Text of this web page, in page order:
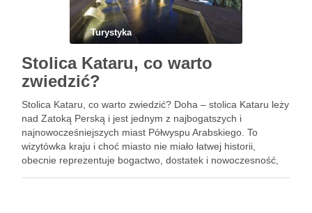
Turystyka
Stolica Kataru, co warto
zwiedzić?
Stolica Kataru, co warto zwiedzić? Doha – stolica Kataru leży
nad Zatoką Perską i jest jednym z najbogatszych i
najnowocześniejszych miast Półwyspu Arabskiego. To
wizytówka kraju i choć miasto nie miało łatwej historii,
obecnie reprezentuje bogactwo, dostatek i nowoczesność,